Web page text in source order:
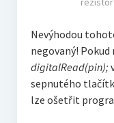
Nevýhodou
negovaný!
digitalRead(pin);
sepnutého
lze ošetřit